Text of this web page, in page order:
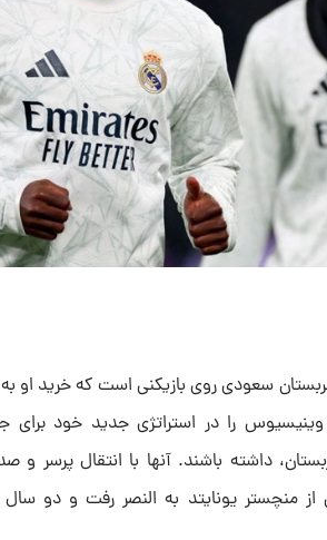
سعودی روی بازیکنی است که خرید او
را در استراتژی جدید خود برای
داشته باشند. آنها با انتقال پرسر و
که در سن ۳۷ سالگی از منچستر یونایتد به النصر رفت